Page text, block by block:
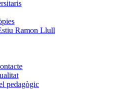
Ramon Llull
pedagògic